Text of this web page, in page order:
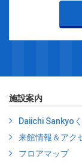
施設案内
Daiichi Sankyo
来館情報＆アク
フロアマップ